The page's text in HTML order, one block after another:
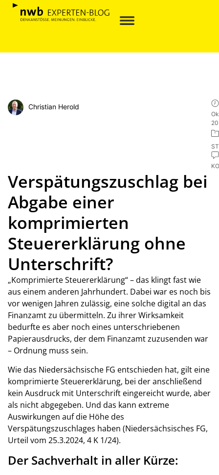
Christian Herold
Verspätungszuschlag bei
Abgabe einer
komprimierten
Steuererklärung ohne
Unterschrift?
„Komprimierte Steuererklärung“ – das klingt fast wie
aus einem anderen Jahrhundert. Dabei war es noch bis
vor wenigen Jahren zulässig, eine solche digital an das
Finanzamt zu übermitteln. Zu ihrer Wirksamkeit
bedurfte es aber noch eines unterschriebenen
Papierausdrucks, der dem Finanzamt zuzusenden war
– Ordnung muss sein.
Wie das Niedersächsische FG entschieden hat, gilt eine
komprimierte Steuererklärung, bei der anschließend
kein Ausdruck mit Unterschrift eingereicht wurde, aber
als nicht abgegeben. Und das kann extreme
Auswirkungen auf die Höhe des
Verspätungszuschlages haben (Niedersächsisches FG,
Urteil vom 25.3.2024, 4 K 1/24).
Der Sachverhalt in aller Kürze: